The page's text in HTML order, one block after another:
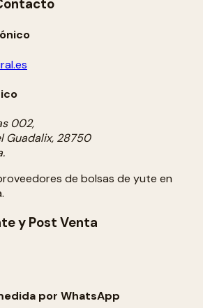
002,
Guadalix, 28750
de bolsas de yute en
y Post Venta
por WhatsApp